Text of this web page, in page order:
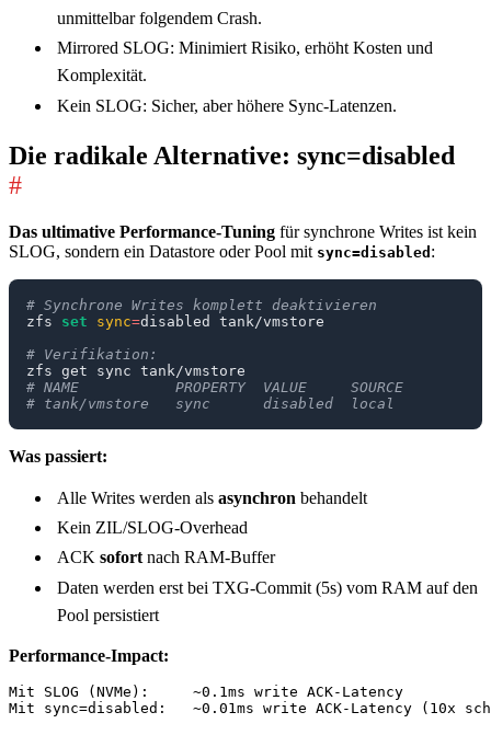
unmittelbar folgendem Crash.
Mirrored SLOG: Minimiert Risiko, erhöht Kosten und
Komplexität.
Kein SLOG: Sicher, aber höhere Sync-Latenzen.
Die radikale Alternative: sync=disabled
#
Das ultimative Performance-Tuning für synchrone Writes ist kein
SLOG, sondern ein Datastore oder Pool mit sync=disabled :
# Synchrone Writes komplett deaktivieren
zfs set sync=
# Verifikation:
# NAME           PROPERTY  VALUE     SOURCE
# tank/vmstore   sync      disabled  local
Was passiert:
Alle Writes werden als asynchron behandelt
Kein ZIL/SLOG-Overhead
ACK sofortnach RAM-Buffer
Daten werden erst bei TXG-Commit (5s) vom RAM auf den
Pool persistiert
Performance-Impact:
Mit SLOG (NVMe):     ~0.1ms write ACK-Latency